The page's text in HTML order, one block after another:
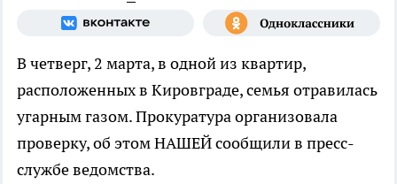
В четверг, 2 марта, в одной из квартир,
расположенных в Кировграде, семья отравилась
угарным газом. Прокуратура организовала
проверку, об этом НАШЕЙ сообщили в пресс-
службе ведомства.